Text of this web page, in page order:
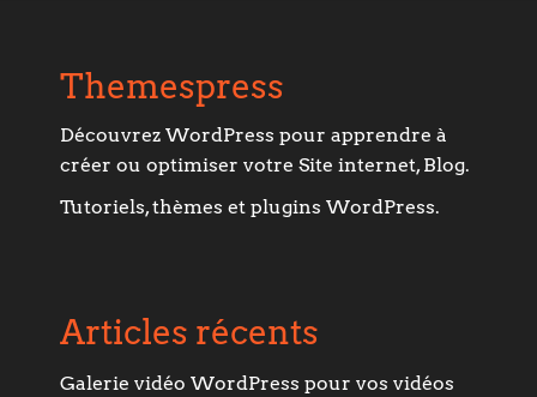
Themespress
Découvrez WordPress pour apprendre à
créer ou optimiser votre Site internet, Blog.
Tutoriels, thèmes et plugins WordPress.
Articles récents
Galerie vidéo WordPress pour vos vidéos